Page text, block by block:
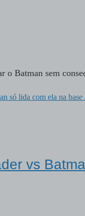
Batman sem
só lida com ela na base
vs